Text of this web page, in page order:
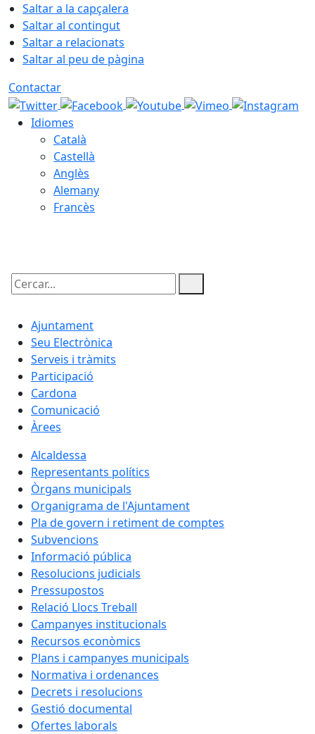
Saltar a la capçalera
Saltar al contingut
Saltar a relacionats
Saltar al peu de pàgina
Contactar
Idiomes
Català
Castellà
Anglès
Alemany
Francès
Cercar:
Ajuntament
Seu Electrònica
Serveis i tràmits
Participació
Cardona
Comunicació
Àrees
Alcaldessa
Representants polítics
Òrgans municipals
Organigrama de l'Ajuntament
Pla de govern i retiment de comptes
Subvencions
Informació pública
Resolucions judicials
Pressupostos
Relació Llocs Treball
Campanyes institucionals
Recursos econòmics
Plans i campanyes municipals
Normativa i ordenances
Decrets i resolucions
Gestió documental
Ofertes laborals